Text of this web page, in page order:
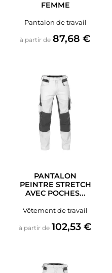
FEMME
Pantalon de travail
à partir de Prix
87,68 €
PANTALON
PEINTRE STRETCH
AVEC POCHES...
Vêtement de travail
à partir de Prix
102,53 €